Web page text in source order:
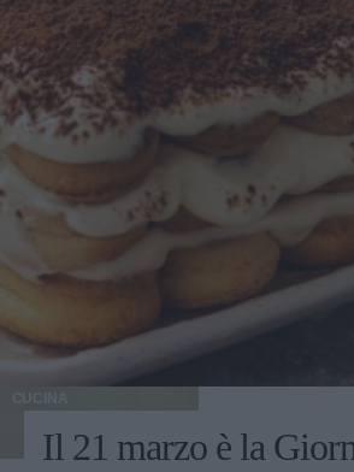
CUCINA
Il 21 marzo è la